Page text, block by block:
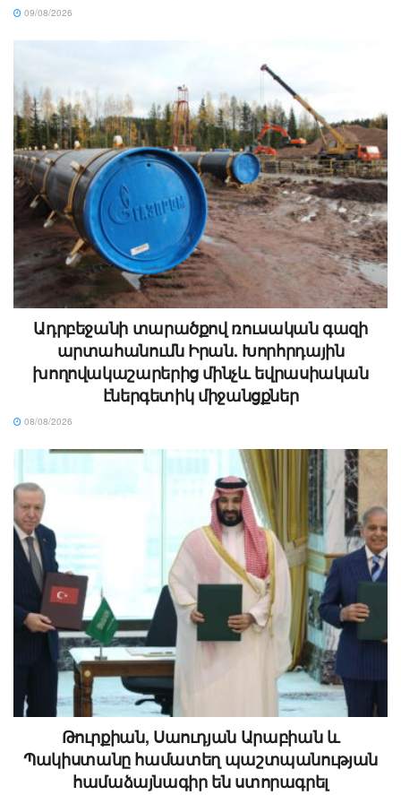
09/08/2026
Ադրբեջանի տարածքով ռուսական գազի
արտահանումն Իրան. Խորհրդային
խողովակաշարերից մինչև եվրասիական
էներգետիկ միջանցքներ
08/08/2026
Թուրքիան, Սաուդյան Արաբիան և
Պակիստանը համատեղ պաշտպանության
համաձայնագիր են ստորագրել